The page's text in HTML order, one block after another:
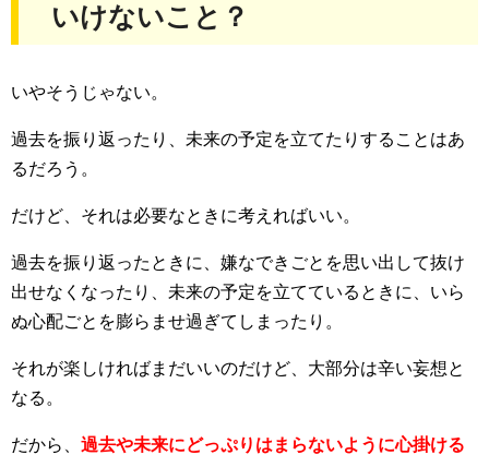
いけないこと？
いやそうじゃない。
過去を振り返ったり、未来の予定を立てたりすることはあ
るだろう。
だけど、それは必要なときに考えればいい。
過去を振り返ったときに、嫌なできごとを思い出して抜け
出せなくなったり、未来の予定を立てているときに、いら
ぬ心配ごとを膨らませ過ぎてしまったり。
それが楽しければまだいいのだけど、大部分は辛い妄想と
なる。
だから、 過去や未来にどっぷりはまらないように心掛ける